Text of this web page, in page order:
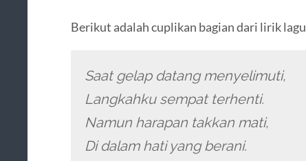
Berikut adalah cuplikan bagian dari lirik lagu
Saat gelap datang menyelimuti,
Langkahku sempat terhenti.
Namun harapan takkan mati,
Di dalam hati yang berani.